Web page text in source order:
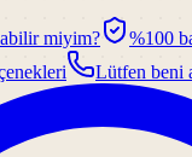
miyim?
%100
Lütfen beni